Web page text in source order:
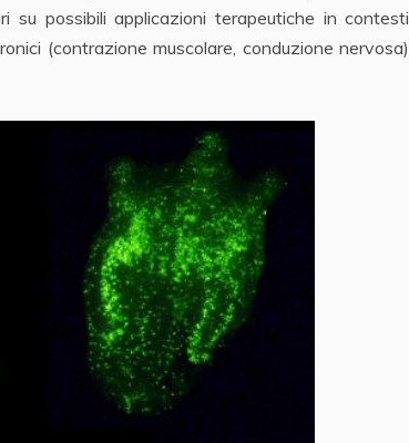
su possibili applicazioni terapeutiche in contesti
(contrazione muscolare, conduzione nervosa)